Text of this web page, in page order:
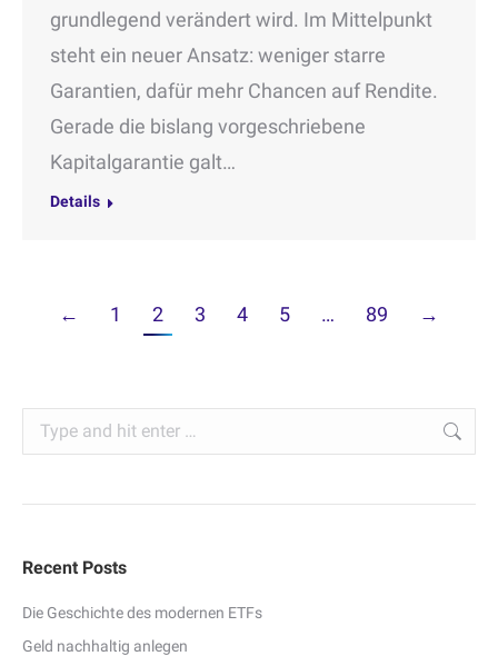
grundlegend verändert wird. Im Mittelpunkt
steht ein neuer Ansatz: weniger starre
Garantien, dafür mehr Chancen auf Rendite.
Gerade die bislang vorgeschriebene
Kapitalgarantie galt…
Details
← 1 2 3 4 5 … 89 →
Search:
Recent Posts
Die Geschichte des modernen ETFs
Geld nachhaltig anlegen